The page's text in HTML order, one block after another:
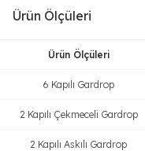
Ürün Ölçüleri
Ürün Ölçüleri
6 Kapılı Gardrop
2 Kapılı Çekmeceli Gardrop
2 Kapılı Askılı Gardrop